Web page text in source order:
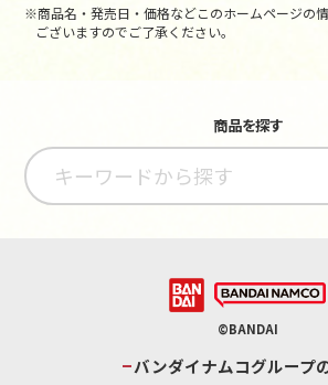
※商品名・発売日・価格などこのホームページの
ございますのでご了承ください。
商品を探す
©BANDAI
バンダイナムコグループ